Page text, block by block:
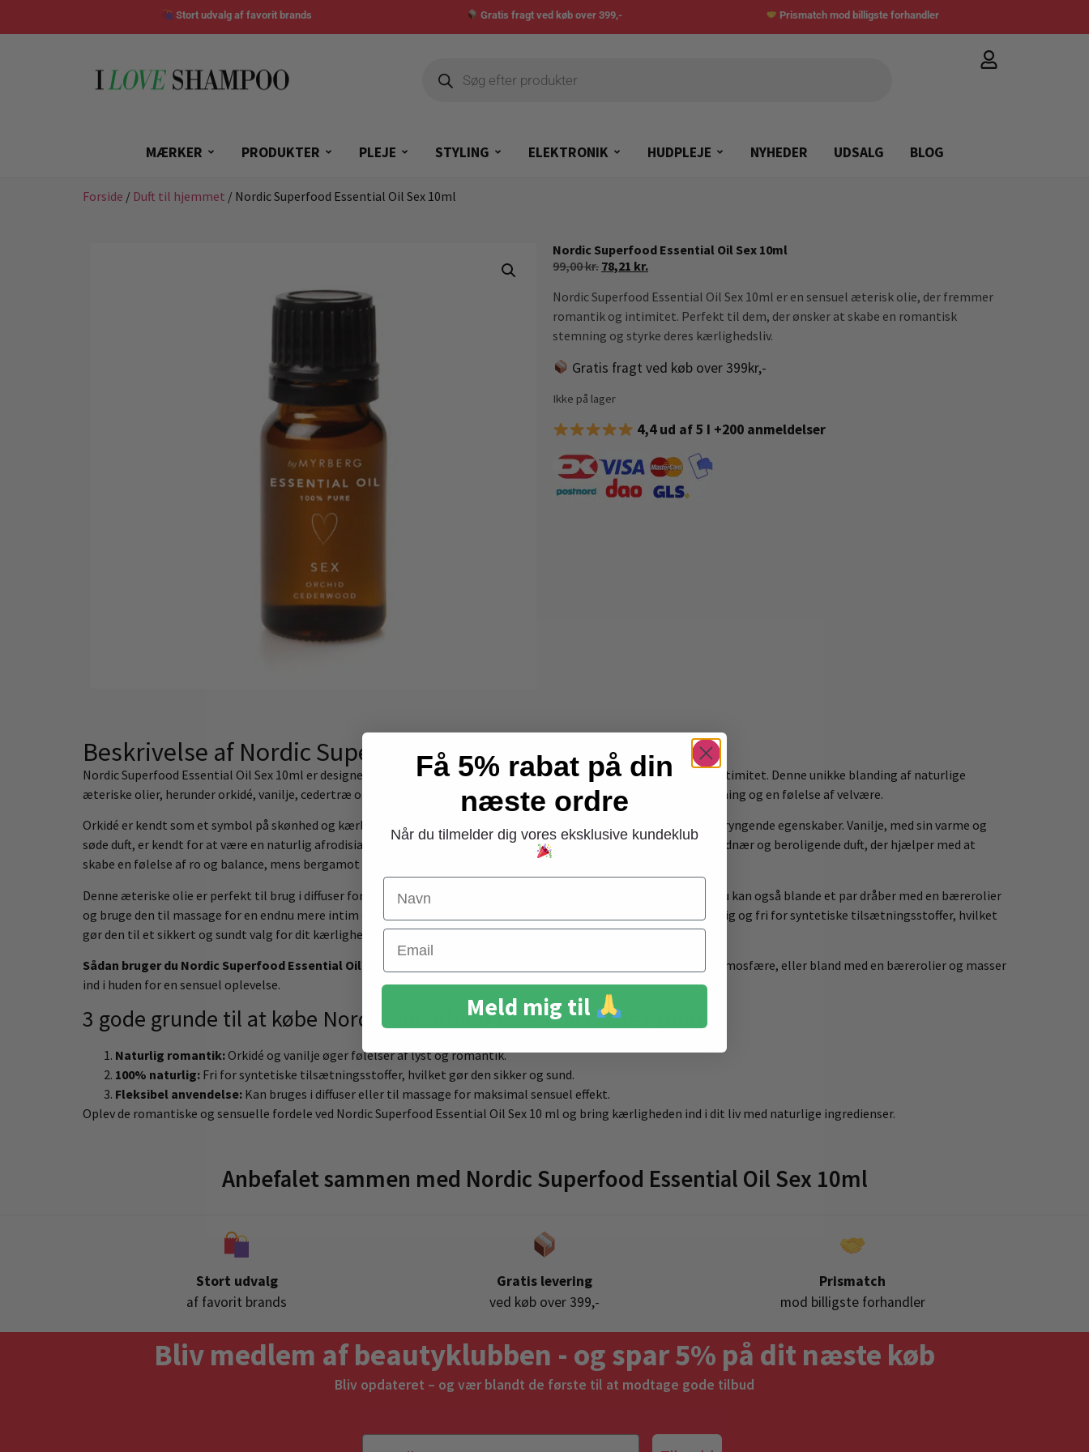
Stort udvalg af favorit brands Gratis fragt ved køb over 399,- Prismatch mod billigste forhandler
MÆRKER PRODUKTER PLEJE STYLING ELEKTRONIK HUDPLEJE NYHEDER UDSALG BLOG
Forside / Duft til hjemmet / Nordic Superfood Essential Oil Sex 10ml
Nordic Superfood Essential Oil Sex 10ml
99,00kr. 78,21 kr.
Nordic Superfood Essential Oil Sex 10ml er en sensuel æterisk olie, der fremmer
romantik og intimitet. Perfekt til dem, der ønsker at skabe en romantisk
stemning og styrke deres kærlighedsliv.
Gratis fragt ved køb over 399kr,-
Ikke på lager
4,4 ud af 5 I +200 anmeldelser
Beskrivelse af Nordic Superfood Essential Oil Sex 10ml
Nordic Superfood Essential Oil Sex 10ml er designet til at vække dine sanser og skabe en stemning af romantik og intimitet. Denne unikke blanding af naturlige
æteriske olier, herunder orkidé, vanilje, cedertræ og bergamot, arbejder sammen for at fremme afslapning, tiltrækning og en følelse af velvære.
Orkidé er kendt som et symbol på skønhed og kærlighed og anvendes ofte i anti-aging produkter på grund af dens foryngende egenskaber. Vanilje, med sin varme og
søde duft, er kendt for at være en naturlig afrodisiakum, der kan øge følelser af lyst og romantik. Cedertræ har en jordnær og beroligende duft, der hjælper med at
skabe en følelse af ro og balance, mens bergamot tilfører en frisk og opløftende note til blandingen.
Denne æteriske olie er perfekt til brug i diffuser for at skabe en romantisk atmosfære i dit hjem eller soveværelse. Du kan også blande et par dråber med en bærerolier
og bruge den til massage for en endnu mere intim oplevelse. Nordic Superfood Essential Oil Sex 10ml er 100% naturlig og fri for syntetiske tilsætningsstoffer, hvilket
gør den til et sikkert og sundt valg for dit kærlighedsliv.
Sådan bruger du Nordic Superfood Essential Oil Sex 10 ml:
Tilsæt et par dråber til din diffuser for en romantisk atmosfære, eller bland med en bærerolier og masser
ind i huden for en sensuel oplevelse.
3 gode grunde til at købe Nordic Superfood Essential Oil Sex 10ml
Naturlig romantik:Orkidé og vanilje øger følelser af lyst og romantik.
100% naturlig: Fri for syntetiske tilsætningsstoffer, hvilket gør den sikker og sund.
Fleksibel anvendelse: Kan bruges i diffuser eller til massage for maksimal sensuel effekt.
Oplev de romantiske og sensuelle fordele ved Nordic Superfood Essential Oil Sex 10 ml og bring kærligheden ind i dit liv med naturlige ingredienser.
Anbefalet sammen med Nordic Superfood Essential Oil Sex 10ml
Stort udvalg
af favorit brands
Gratis levering
ved køb over 399,-
Prismatch
mod billigste forhandler
Bliv medlem af beautyklubben - og spar 5% på dit næste køb
Bliv opdateret – og vær blandt de første til at modtage gode tilbud
Få 5% rabat på din
næste ordre
Når du tilmelder dig vores eksklusive kundeklub
Navn
Email
Meld mig til